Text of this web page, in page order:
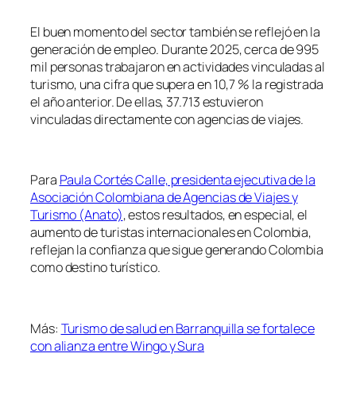
El buen momento del sector también se reflejó en la
generación de empleo. Durante 2025, cerca de 995
mil personas trabajaron en actividades vinculadas al
turismo, una cifra que supera en 10,7 % la registrada
el año anterior. De ellas, 37.713 estuvieron
vinculadas directamente con agencias de viajes.
Para Paula Cortés Calle, presidenta ejecutiva de la
Asociación Colombiana de Agencias de Viajes y
Turismo (Anato), estos resultados, en especial, el
aumento de turistas internacionales en Colombia,
reflejan la confianza que sigue generando Colombia
como destino turístico.
Más: Turismo de salud en Barranquilla se fortalece
con alianza entre Wingo y Sura